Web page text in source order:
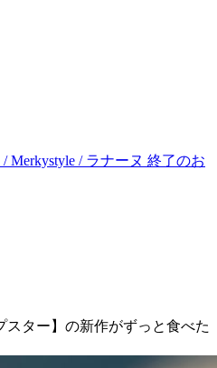
/ Merkystyle / ラナーヌ 終了のお
ター】の新作がずっと食べた